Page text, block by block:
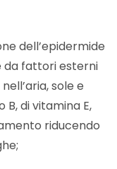
dell’epidermide
da fattori esterni
sole e
di vitamina E,
riducendo